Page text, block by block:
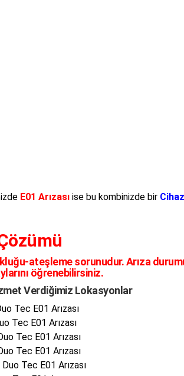
E01 Arızasıise bu kombinizde bir
ateşleme sorunudur. Arıza
öğrenebilirsiniz.
Verdiğimiz Lokasyonlar
Tec E01 Arızası
Tec E01 Arızası
Tec E01 Arızası
Tec E01 Arızası
Tec E01 Arızası